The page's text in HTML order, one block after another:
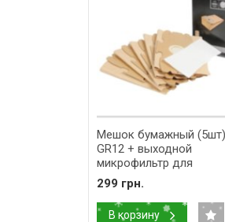
Мешок бумажный (5шт)
GR12 + выходной
микрофильтр для
пылесоса AEG
8996689012533
299 грн.
В корзину